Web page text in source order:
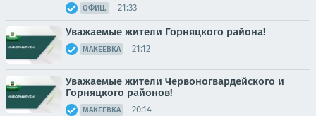
ОФИЦ. 21:33
Уважаемые жители Горняцкого района!
МАКЕЕВКА 21:12
Уважаемые жители Червоногвардейского и
Горняцкого районов!
МАКЕЕВКА 20:14